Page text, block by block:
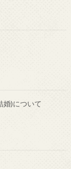
婚)について